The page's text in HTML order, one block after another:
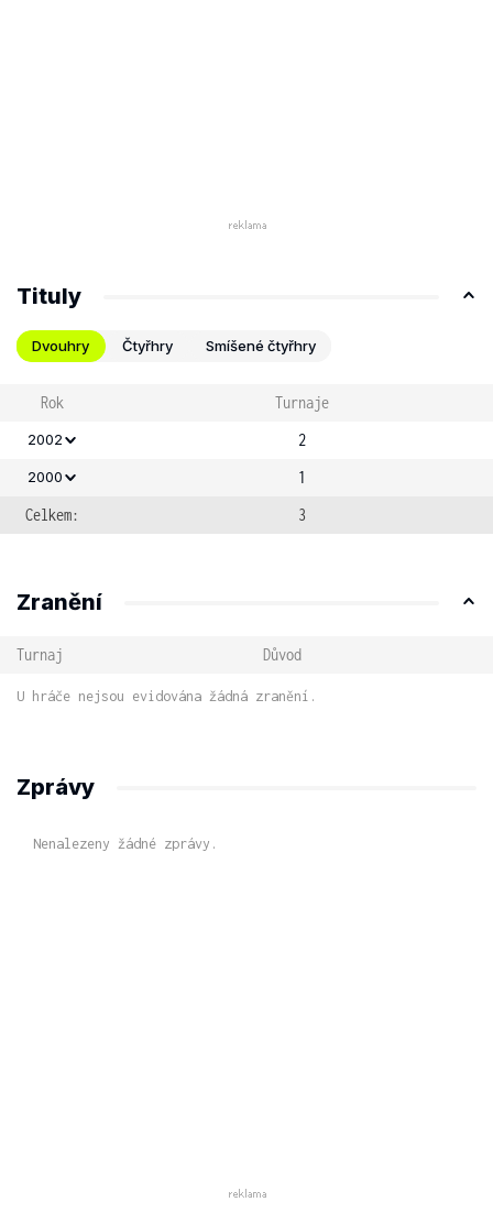
Tituly
Dvouhry Čtyřhry Smíšené čtyřhry
Rok Turnaje
2002 2
2000
1
Celkem:
3
Zranění
Turnaj Důvod
U hráče nejsou evidována žádná zranění.
Zprávy
Nenalezeny žádné zprávy.